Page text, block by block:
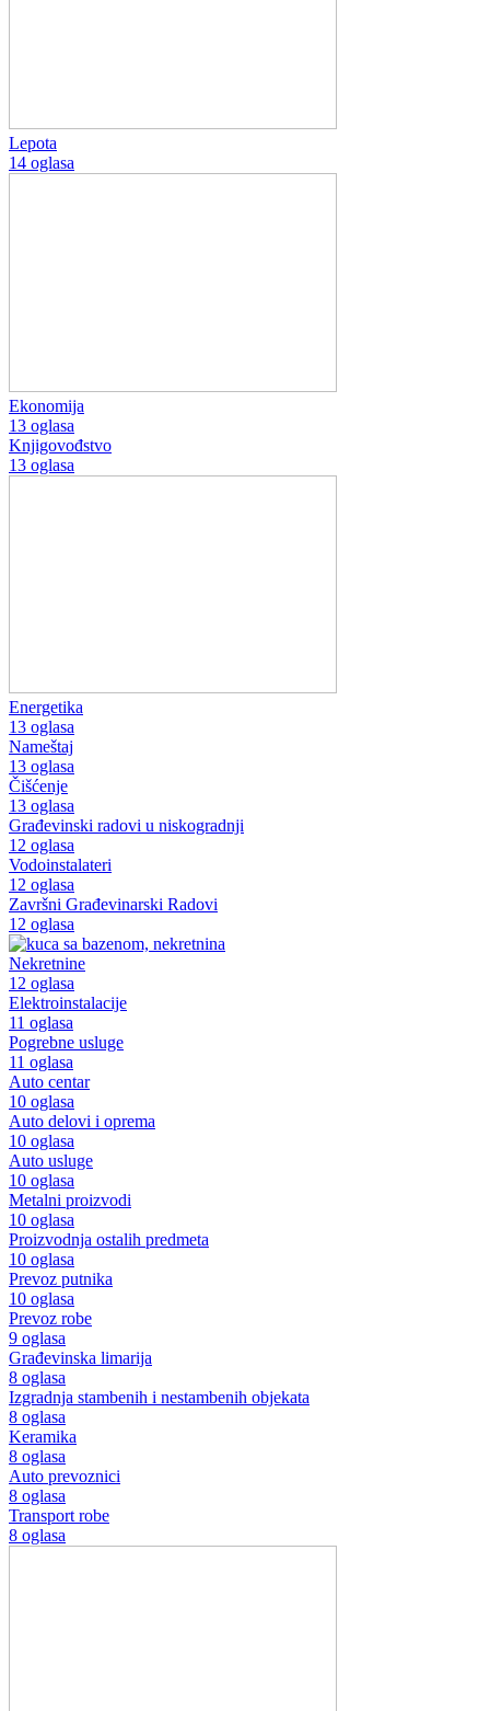
Lepota
14 oglasa
Ekonomija
13 oglasa
Knjigovođstvo
13 oglasa
Energetika
13 oglasa
Nameštaj
13 oglasa
Čišćenje
13 oglasa
Građevinski radovi u niskogradnji
12 oglasa
Vodoinstalateri
12 oglasa
Završni Građevinarski Radovi
12 oglasa
Nekretnine
12 oglasa
Elektroinstalacije
11 oglasa
Pogrebne usluge
11 oglasa
Auto centar
10 oglasa
Auto delovi i oprema
10 oglasa
Auto usluge
10 oglasa
Metalni proizvodi
10 oglasa
Proizvodnja ostalih predmeta
10 oglasa
Prevoz putnika
10 oglasa
Prevoz robe
9 oglasa
Građevinska limarija
8 oglasa
Izgradnja stambenih i nestambenih objekata
8 oglasa
Keramika
8 oglasa
Auto prevoznici
8 oglasa
Transport robe
8 oglasa